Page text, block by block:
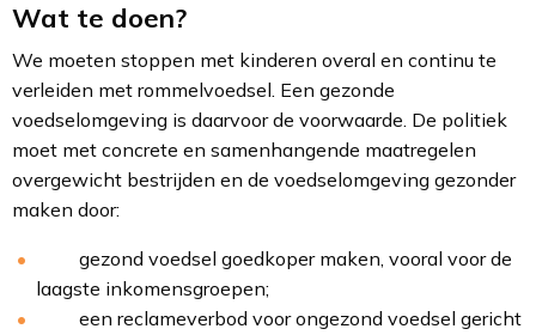
Wat te doen?
We moeten stoppen met kinderen overal en continu te
verleiden met rommelvoedsel. Een gezonde
voedselomgeving is daarvoor de voorwaarde. De politiek
moet met concrete en samenhangende maatregelen
overgewicht bestrijden en de voedselomgeving gezonder
maken door:
gezond voedsel goedkoper maken, vooral voor de
laagste inkomensgroepen;
een reclameverbod voor ongezond voedsel gericht